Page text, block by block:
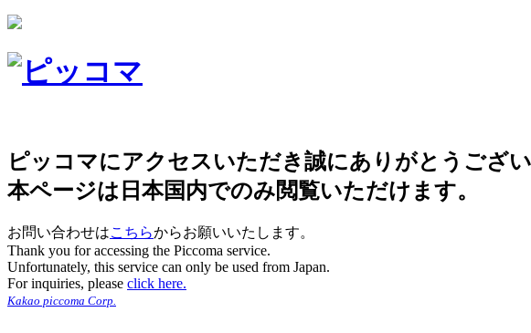
ピッコマにアクセスいただき誠にありがとうござい
本ページは日本国内でのみ閲覧いただけます。
お問い合わせはこちらからお願いいたします。
Thank you for accessing the Piccoma service.
Unfortunately, this service can only be used from Japan.
For inquiries, please click here.
Kakao piccoma Corp.